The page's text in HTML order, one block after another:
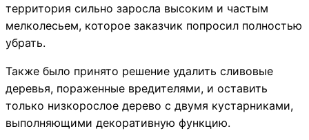
территория сильно заросла высоким и частым
мелколесьем, которое заказчик попросил полностью
убрать.
Также было принято решение удалить сливовые
деревья, пораженные вредителями, и оставить
только низкорослое дерево с двумя кустарниками,
выполняющими декоративную функцию.